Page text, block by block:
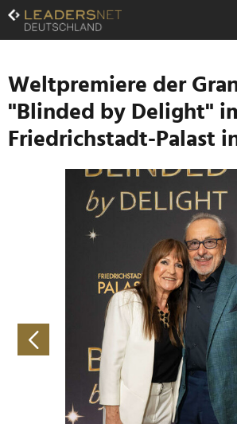
Zum
Inhalt
Zur
Navigation
Zur
Hauptnavigation
Weltpremiere der
"Blinded by Delight"
Friedrichstadt-Palast